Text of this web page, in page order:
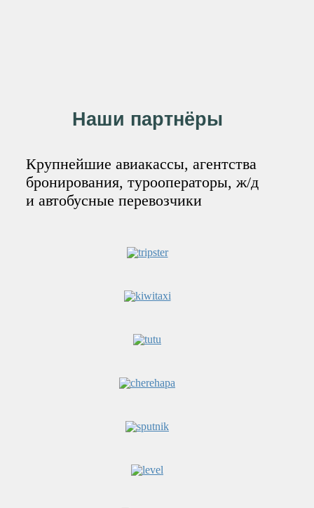
Наши партнёры
Крупнейшие авиакассы, агентства
бронирования, турооператоры, ж/д
и автобусные перевозчики